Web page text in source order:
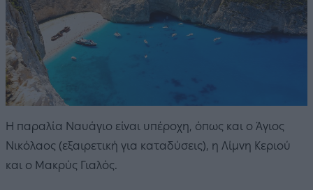
Η παραλία Ναυάγιο είναι υπέροχη, όπως και ο Άγιος
Νικόλαος (εξαιρετική για καταδύσεις), η Λίμνη Κεριού
και ο Μακρύς Γιαλός.